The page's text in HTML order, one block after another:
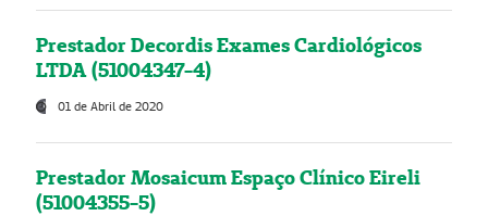
Prestador Decordis Exames Cardiológicos
LTDA (51004347-4)
01 de Abril de 2020
Prestador Mosaicum Espaço Clínico Eireli
(51004355-5)